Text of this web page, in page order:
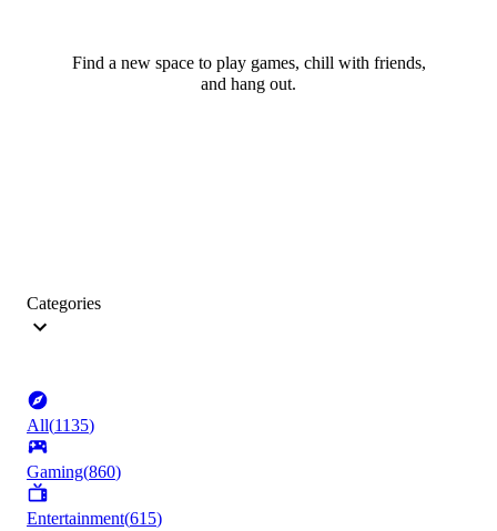
Find a new space to play games, chill with friends,
and hang out.
Categories
All(1135)
Gaming(860)
Entertainment(615)